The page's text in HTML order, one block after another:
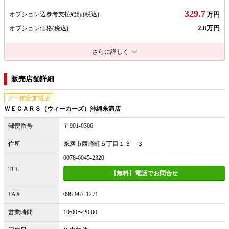
オプション込参考支払総額(税込) 329.7万円
オプション価格(税込) 2.8万円
さらに詳しく
販売店舗詳細
グー鑑定加盟店
ＷＥＣＡＲＳ（ウィーカーズ）沖縄糸満店
郵便番号 〒901-0306
住所 糸満市西崎町５丁目１３－３
TEL
0078-6045-2320
【無料】電話でお問合せ
FAX 098-987-1271
営業時間 10:00〜20:00